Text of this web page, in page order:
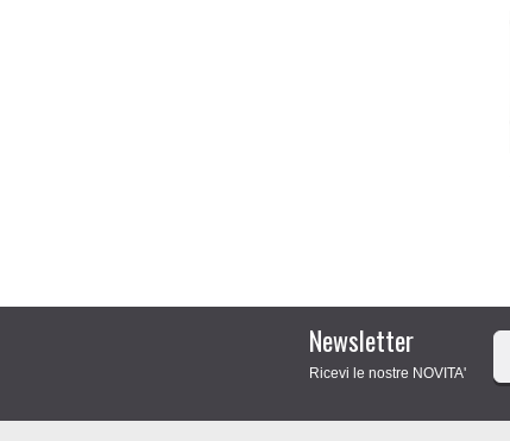
Newsletter
Ricevi le nostre NOVITA'